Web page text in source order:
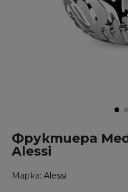
Фруктиера
Alessi
Марка Alessi